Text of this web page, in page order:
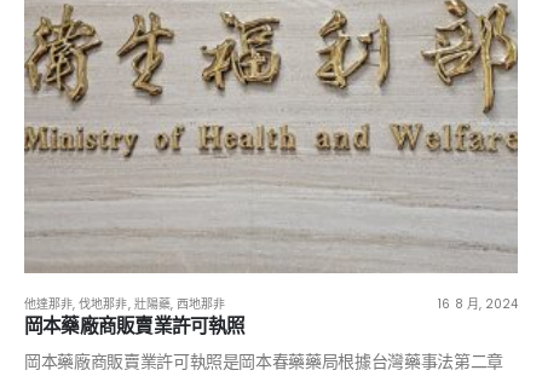
他達那非,伐地那非, 壯陽藥, 西地那非 16 8 月, 2024
岡本藥廠商販賣業許可執照
岡本藥廠商販賣業許可執照是岡本春藥藥局根據台灣藥事法第二章